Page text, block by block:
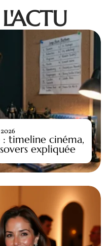
: timeline cinéma,
expliquée